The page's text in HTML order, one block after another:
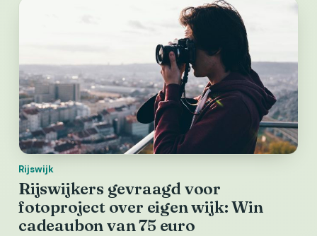
Rijswijk
Rijswijkers gevraagd voor
fotoproject over eigen wijk: Win
cadeaubon van 75 euro